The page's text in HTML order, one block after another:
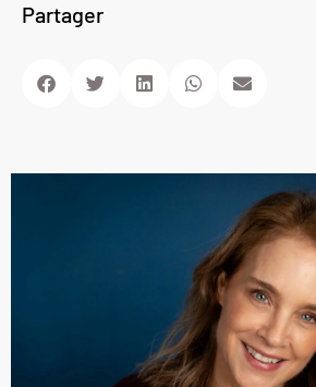
Partager